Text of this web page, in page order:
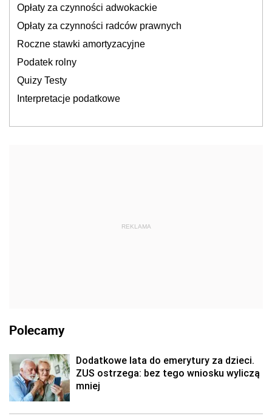
Opłaty za czynności adwokackie
Opłaty za czynności radców prawnych
Roczne stawki amortyzacyjne
Podatek rolny
Quizy Testy
Interpretacje podatkowe
REKLAMA
Polecamy
Dodatkowe lata do emerytury za dzieci.
ZUS ostrzega: bez tego wniosku wyliczą
mniej